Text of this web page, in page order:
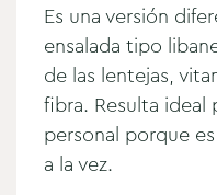
Es una versión
ensalada tipo
de las lentejas,
fibra. Resulta ideal
personal porque
a la vez.